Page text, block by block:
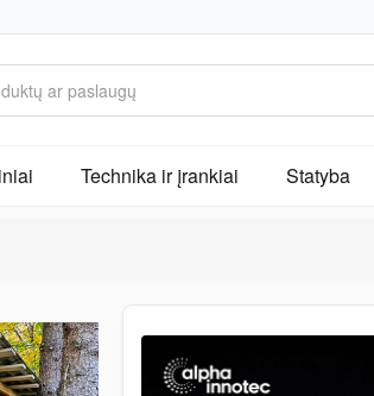
Technika ir įrankiai Statyba